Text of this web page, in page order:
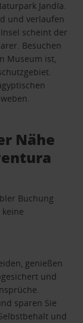
Jandía.
und verlaufen
scheint der
Besuchen
Museum ist,
Nähe
Buchung
genießen
und
sparen Sie
und